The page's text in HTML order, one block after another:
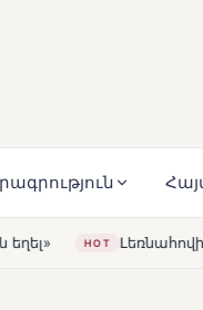
Ստեփանոս